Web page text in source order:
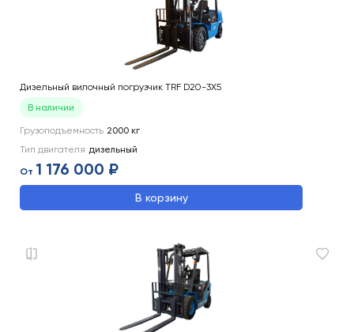
Дизельный вилочный погрузчик TRF D20-3X5
В наличии
Грузоподъемность 2000 кг
Тип двигателя дизельный
От 1 176 000 ₽
В корзину